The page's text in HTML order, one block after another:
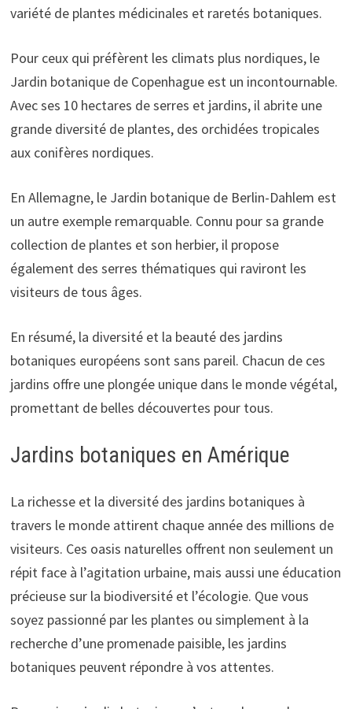
variété de plantes médicinales et raretés botaniques.
Pour ceux qui préfèrent les climats plus nordiques, le
Jardin botanique de Copenhague est un incontournable.
Avec ses 10 hectares de serres et jardins, il abrite une
grande diversité de plantes, des orchidées tropicales
aux conifères nordiques.
En Allemagne, le Jardin botanique de Berlin-Dahlem est
un autre exemple remarquable. Connu pour sa grande
collection de plantes et son herbier, il propose
également des serres thématiques qui raviront les
visiteurs de tous âges.
En résumé, la diversité et la beauté des jardins
botaniques européens sont sans pareil. Chacun de ces
jardins offre une plongée unique dans le monde végétal,
promettant de belles découvertes pour tous.
Jardins botaniques en Amérique
La richesse et la diversité des jardins botaniques à
travers le monde attirent chaque année des millions de
visiteurs. Ces oasis naturelles offrent non seulement un
répit face à l’agitation urbaine, mais aussi une éducation
précieuse sur la biodiversité et l’écologie. Que vous
soyez passionné par les plantes ou simplement à la
recherche d’une promenade paisible, les jardins
botaniques peuvent répondre à vos attentes.